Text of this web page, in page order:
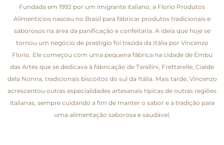
Fundada em 1992 por um imigrante italiano, a Florio Produtos
Alimentícios nasceu no Brasil para fábricar produtos tradicionais e
saborosos na área da panificação e confeitaria. A ideia que hoje se
tornou um negócio de prestígio foi trazida da Itália por Vincenzo
Florio. Ele começou com uma pequena fábrica na cidade de Embu
das Artes que se dedicava à fábricação de Tarallini, Frettarelle, Cialde
dela Nonna, tradicionais biscoitos do sul da Itália. Mais tarde, Vincenzo
acrescentou outras especialidades artesanais típicas de outras regiões
italianas, sempre cuidando a fim de manter o sabor e a tradição para
uma alimentação saborosa e saudável.